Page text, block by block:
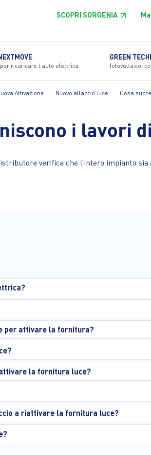
SCOPRI SORGENIA
ricaricare l'auto elettrica
GREEN
fotovoltaico,
Attivazione Nuovo allaccio luce Cosa
i lavori
verifica che l’intero impianto sia
per attivare la fornitura?
la fornitura luce?
a riattivare la fornitura luce?